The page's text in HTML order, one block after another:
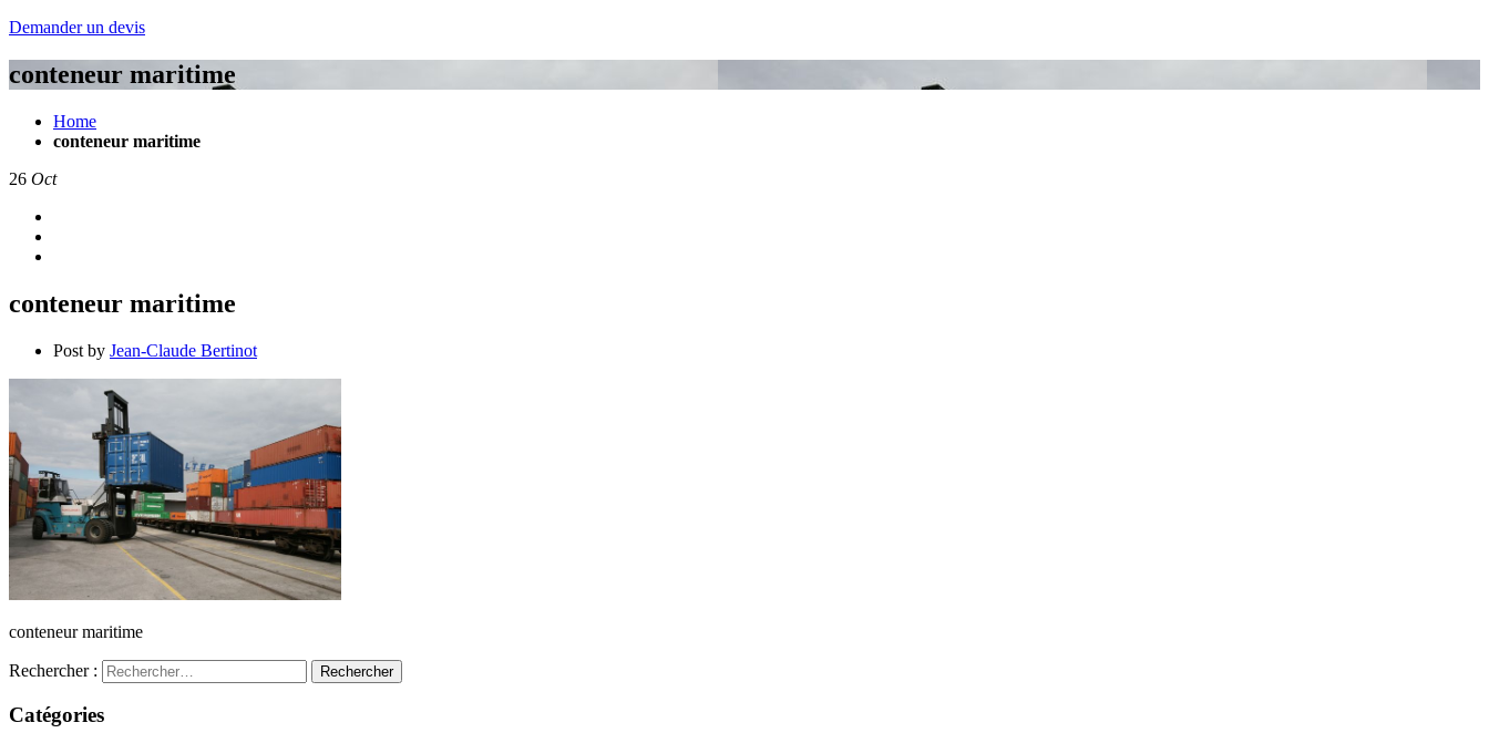
Demander un devis
conteneur maritime
Home
conteneur maritime
26 Oct
conteneur maritime
Post by Jean-Claude Bertinot
conteneur maritime
Rechercher :
Catégories